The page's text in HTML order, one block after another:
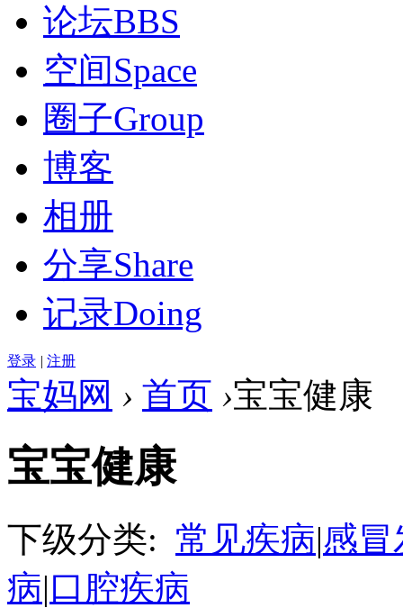
论坛BBS
空间Space
圈子Group
博客
相册
分享Share
记录Doing
登录 | 注册
宝妈网 › 首页 ›宝宝健康
宝宝健康
下级分类: 常见疾病|感冒
病|口腔疾病